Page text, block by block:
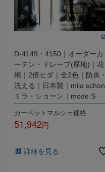
D-4149・4150｜オーダーカ
ーテン・ドレープ(厚地)｜花
柄｜2倍ヒダ｜全2色｜防炎・
洗える｜日本製｜mila schon
ミラ・ショーン｜mode S
カーペットマルシェ価格
51,942
詳細を見る